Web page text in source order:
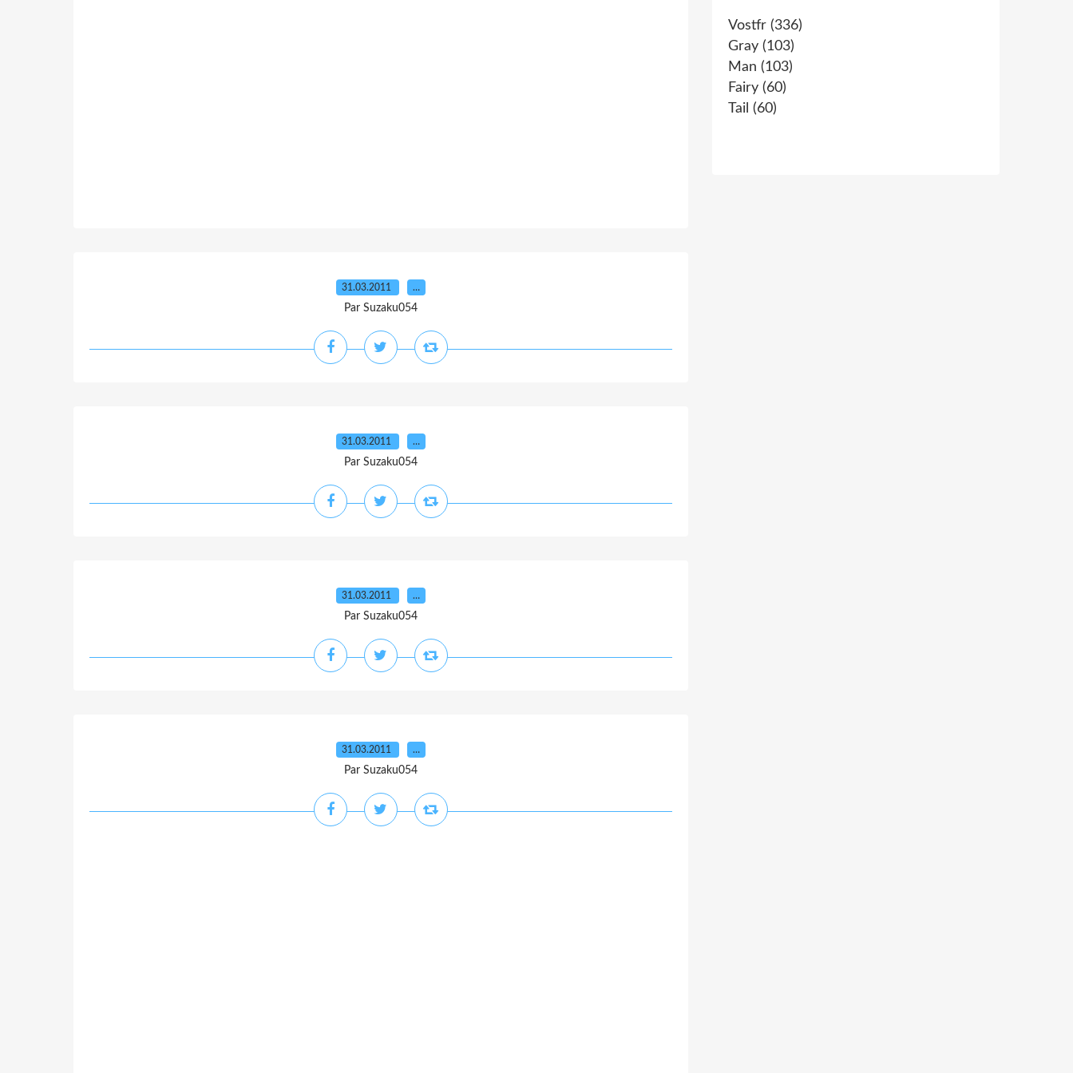
31.03.2011 …
Par Suzaku054
31.03.2011 …
Par Suzaku054
31.03.2011 …
Par Suzaku054
31.03.2011 …
Par Suzaku054
Vostfr (336)
Gray (103)
Man (103)
Fairy (60)
Tail (60)